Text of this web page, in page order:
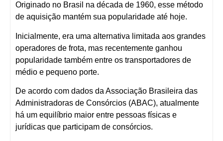
Originado no Brasil na década de 1960, esse método
de aquisição mantém sua popularidade até hoje.
Inicialmente, era uma alternativa limitada aos grandes
operadores de frota, mas recentemente ganhou
popularidade também entre os transportadores de
médio e pequeno porte.
De acordo com dados da Associação Brasileira das
Administradoras de Consórcios (ABAC), atualmente
há um equilíbrio maior entre pessoas físicas e
jurídicas que participam de consórcios.